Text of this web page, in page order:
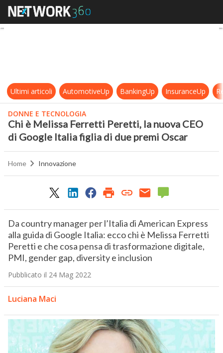
Chi è Melissa Ferretti Peretti, la
Ultimi articoli AutomotiveUp BankingUp InsuranceUp
DONNE E TECNOLOGIA
Chi è Melissa Ferretti Peretti, la nuova CEO
di Google Italia figlia di due premi Oscar
Home Innovazione
Da country manager per l’Italia di American Express
alla guida di Google Italia: ecco chi è Melissa Ferretti
Peretti e che cosa pensa di trasformazione digitale,
PMI, gender gap, diversity e inclusion
Pubblicato il 24 Mag 2022
Luciana Maci